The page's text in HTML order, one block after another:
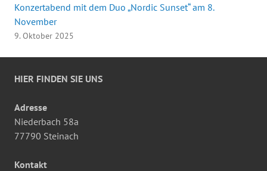
Konzertabend mit dem Duo „Nordic Sunset“ am 8.
November
9. Oktober 2025
HIER FINDEN SIE UNS
Adresse
Niederbach 58a
77790 Steinach
Kontakt